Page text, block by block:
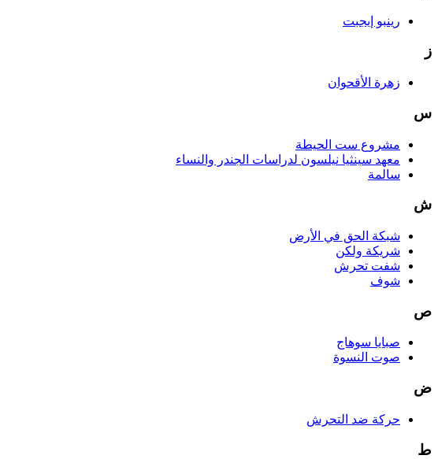
رينبو إيجبت
ز
زهرة الأقحوان
س
مشروع ست الحيطة
معهد سينثيا نيلسون لدراسات الجندر والنساء
سالمة
ش
شبكة الحق في الأرض
شريكة ولكن
شفت تحرش
شوف
ص
صبايا سوهاج
صوت النسوة
ض
حركة ضد التحرش
ط